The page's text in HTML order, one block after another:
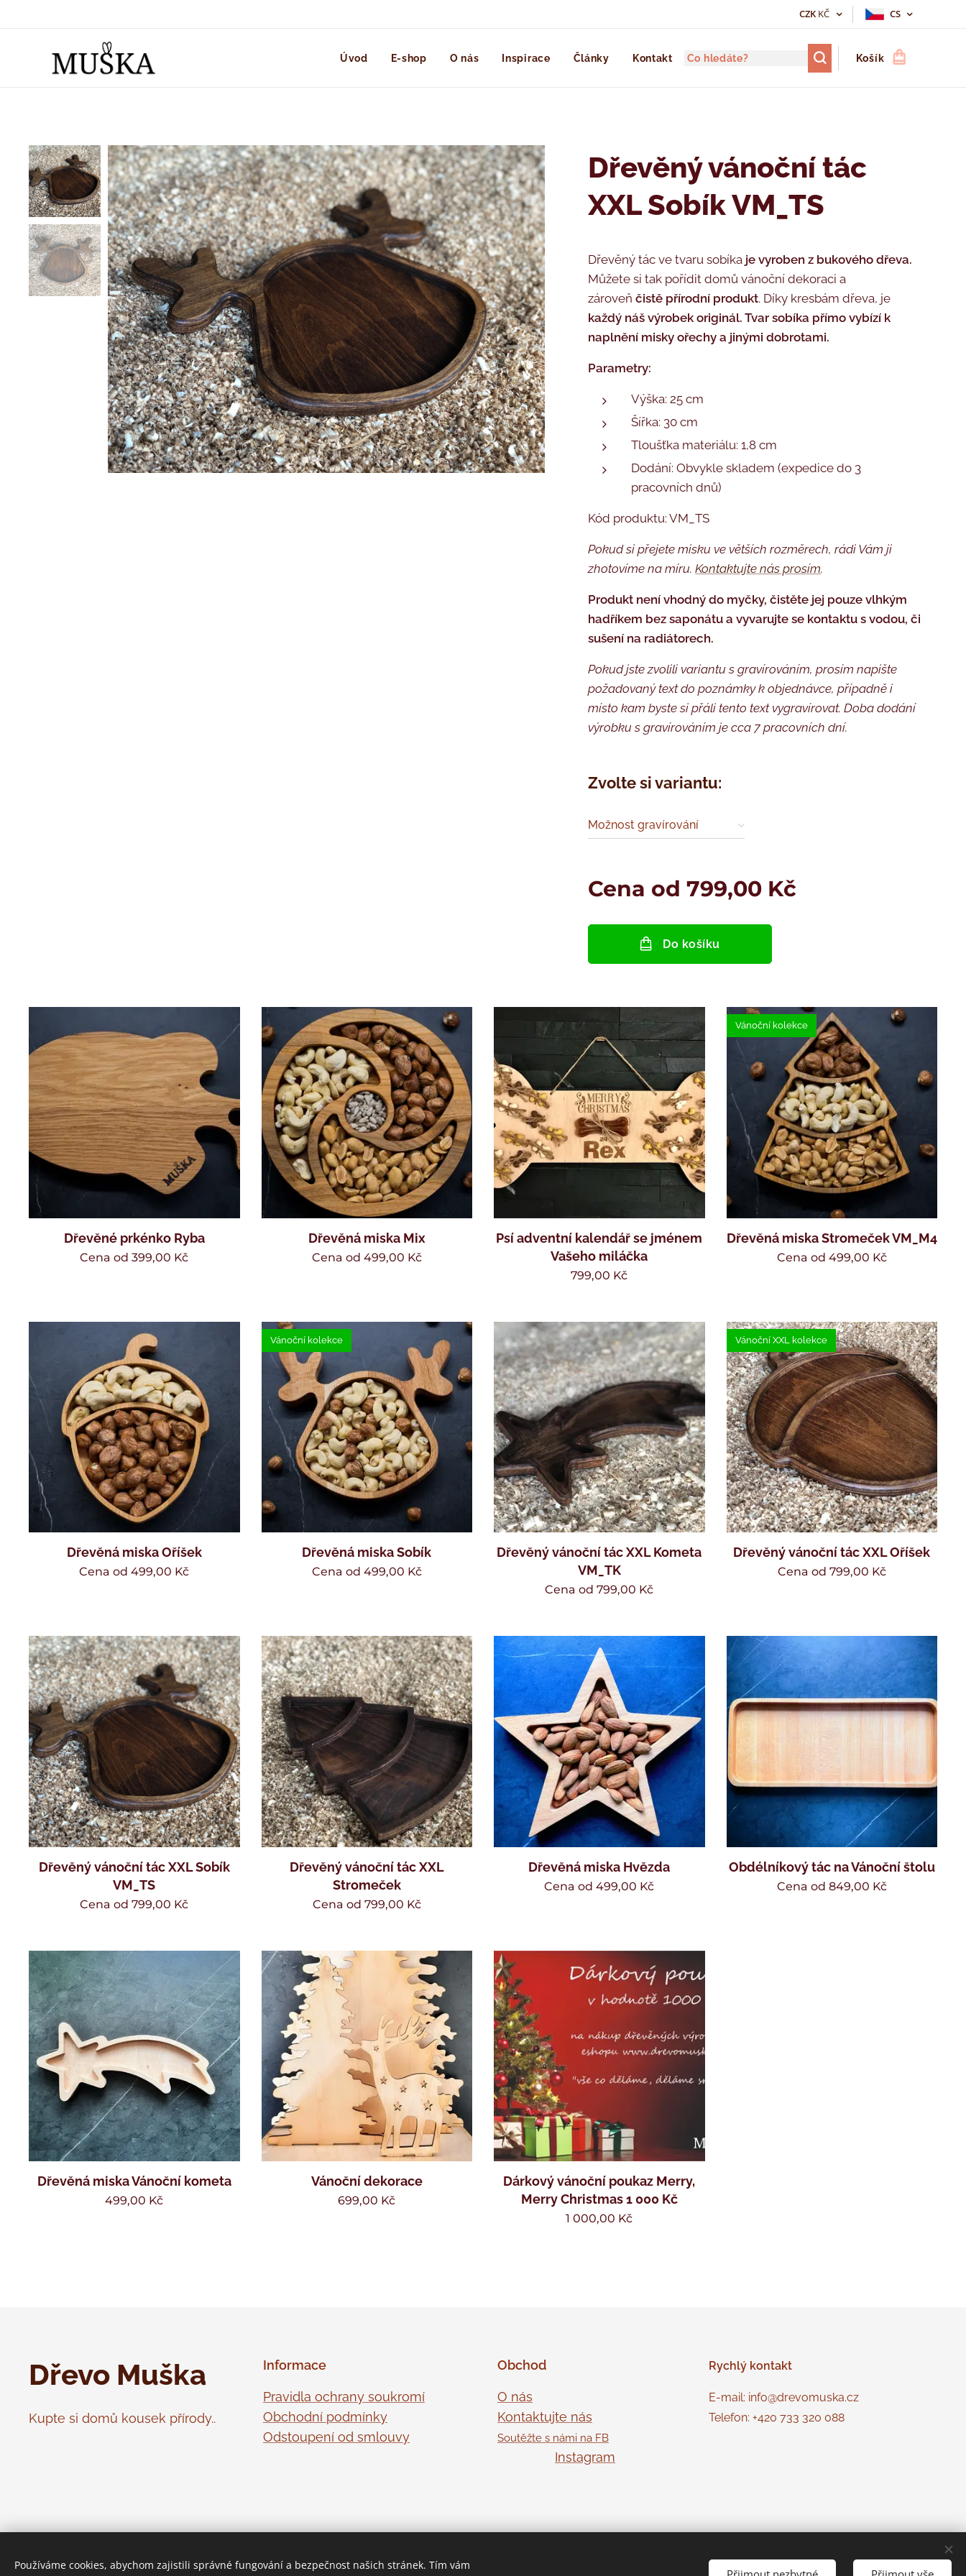
CZK KČ CS
Úvod E-shop O nás Inspirace Články Kontakt Košík
Dřevěný vánoční tác
XXL Sobík VM_TS
Dřevěný tác ve tvaru sobíka je vyroben z bukového dřeva.
Můžete si tak pořídit domů vánoční dekoraci a
zároveňčistě přírodní produkt. Díky kresbám dřeva, je
každý náš výrobek originál. Tvar sobíka přímo vybízí k
naplnění misky ořechy a jinými dobrotami.
Parametry:
Výška: 25 cm
Šířka: 30 cm
Tloušťka materiálu: 1,8 cm
Dodání: Obvykle skladem (expedice do 3
pracovních dnů)
Kód produktu: VM_TS
Pokud si přejete misku ve větších rozměrech, rádi Vám ji
zhotovíme na míru.Kontaktujte nás prosím.
Produkt není vhodný do myčky, čistěte jej pouze vlhkým
hadříkem bez saponátu a vyvarujte se kontaktu s vodou, či
sušení na radiátorech.
Pokud jste zvolili variantu s gravírováním, prosím napište
požadovaný text do poznámky k objednávce, případně i
místo kam byste si přáli tento text vygravírovat. Doba dodání
výrobku s gravírováním je cca 7 pracovních dní.
Zvolte si variantu:
Možnost gravírování
Cena od799,00 Kč
Do košíku
Dřevěné prkénko Ryba
Cena od399,00 Kč
Dřevěná miska Mix
Cena od 499,00 Kč
Psí adventní kalendář se jménem
Vašeho miláčka
799,00 Kč
Dřevěná miska Stromeček VM_M4
Vánoční kolekce
Cena od 499,00 Kč
Dřevěná miska Oříšek
Cena od499,00 Kč
Dřevěná miska Sobík
Vánoční kolekce
Cena od 499,00 Kč
Dřevěný vánoční tác XXL Kometa
VM_TK
Cena od799,00 Kč
Dřevěný vánoční tác XXL Oříšek
Vánoční XXL kolekce
Cena od 799,00 Kč
Dřevěný vánoční tác XXL Sobík
VM_TS
Cena od799,00 Kč
Dřevěný vánoční tác XXL
Stromeček
Cena od 799,00 Kč
Dřevěná miska Hvězda
Cena od499,00 Kč
Obdélníkový tác na Vánoční štolu
Cena od 849,00 Kč
Dřevěná miska Vánoční kometa
499,00 Kč
Vánoční dekorace
699,00 Kč
Dárkový vánoční poukaz Merry,
Merry Christmas 1 000 Kč
1 000,00 Kč
Dřevo Muška
Kupte si domů kousek přírody..
Informace
Pravidla ochrany soukromí
Obchodní podmínky
Odstoupení od smlouvy
Obchod
O nás
Kontaktujte nás
Soutěžte s námi na FB
Instagram
Rychlý kontakt
E-mail: info@drevomuska.cz
Telefon: +420 733 320 088
Používáme cookies, abychom zajistili správné fungování a bezpečnost našich stránek. Tím vám